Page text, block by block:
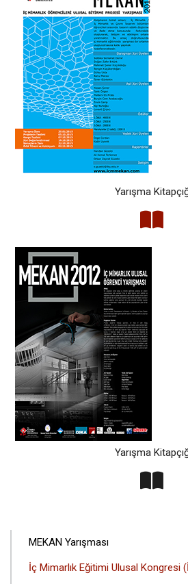
Yarışma
Yarışma
ANA
GEZINTI
MENÜSÜ
MEKAN Yarışması
İç Mimarlık Eğitimi Ulusal Kongresi